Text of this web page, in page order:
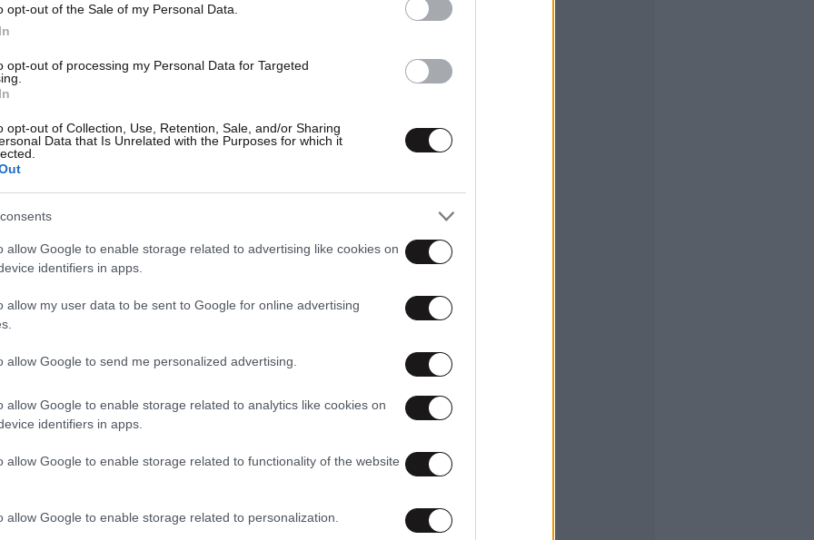
opt-out of the Sale of my Personal Data.
opt-out of processing my Personal Data for Targeted
opt-out of Collection, Use, Retention, Sale, and/or Sharing
Data that Is Unrelated with the Purposes for which it
allow Google to enable storage related to advertising like cookies on
identifiers in apps.
allow my user data to be sent to Google for online advertising
allow Google to send me personalized advertising.
allow Google to enable storage related to analytics like cookies on
identifiers in apps.
allow Google to enable storage related to functionality of the website
allow Google to enable storage related to personalization.
μία άνοδος το τελευταίο 10ημερο, η
πολέμους, οι οποίοι είναι ενεργοί, και όπως
καύσιμα όσο διαρκεί ο πόλεμος στην
στα ορυκτά καύσιμα που έρχονται στην
«Το υπουργείο, με την επιβολή πλαφόν να
οι καταναλωτές για την αισχροκέρδεια.
την στιγμή. Είναι μία τιμή «τσιμπημένη». Δεν